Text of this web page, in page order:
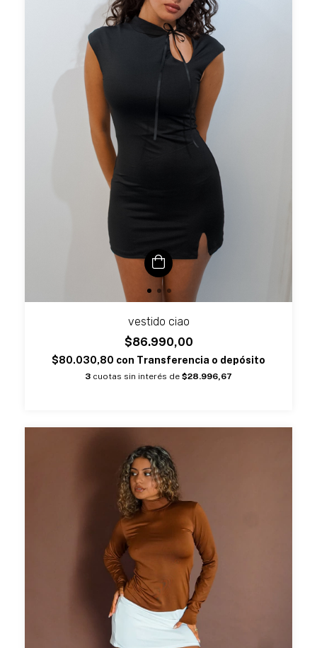
vestido ciao
$86.990,00
$80.030,80 con Transferencia o depósito
3 cuotas sin interés de $28.996,67